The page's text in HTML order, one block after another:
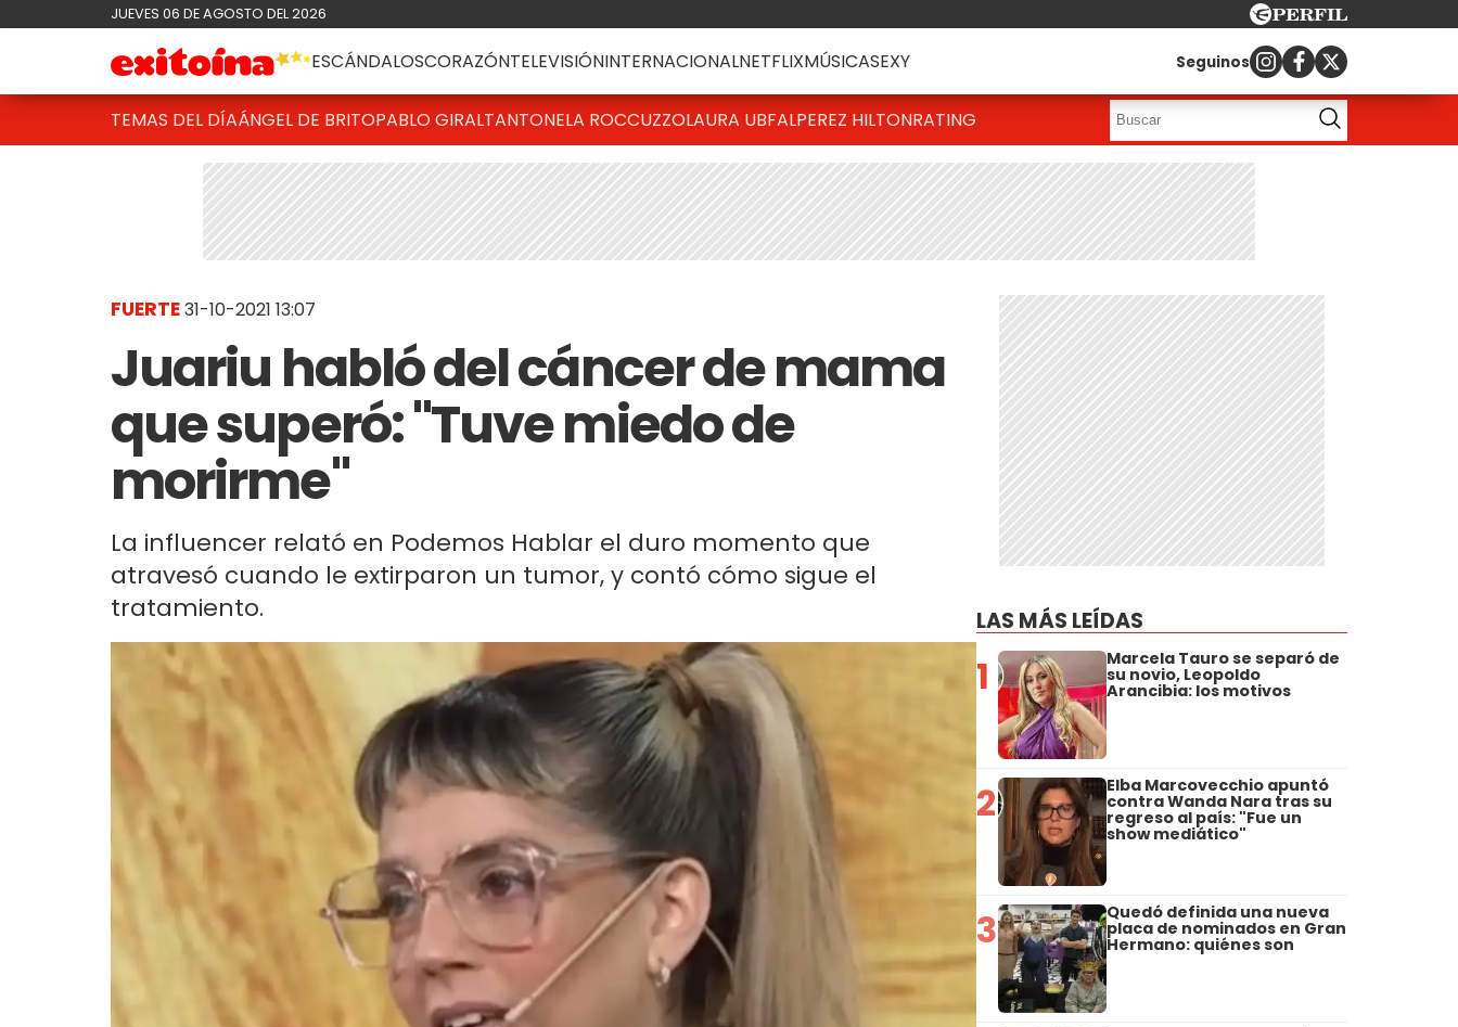
JUEVES 06 DE AGOSTO DEL 2026
ESCÁNDALOSCORAZÓNTELEVISIÓNINTERNACIONALNETFLIXMÚSICASEXY Seguinos
TEMAS DEL DÍAÁNGEL DE BRITOPABLO GIRALTANTONELA ROCCUZZOLAURA UBFALPEREZ HILTONRATING
FUERTE31-10-2021 13:07
Juariu habló del cáncer de mama
que superó: "Tuve miedo de
morirme"
La influencer relató en Podemos Hablar el duro momento que
atravesó cuando le extirparon un tumor, y contó cómo sigue el
tratamiento.
LAS MÁS LEÍDAS
1 Marcela Tauro se separó de
su novio, Leopoldo
Arancibia: los motivos
2 Elba Marcovecchio apuntó
contra Wanda Nara tras su
regreso al país: "Fue un
show mediático"
3 Quedó definida una nueva
placa de nominados en Gran
Hermano: quiénes son